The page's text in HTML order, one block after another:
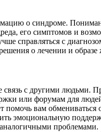
о синдроме.
его симптомов и
справляться с
о лечении и образе
связь с другими людьми.
или форумам для
помочь вам обмениваться
эмоциональную
аналогичными проблемами.